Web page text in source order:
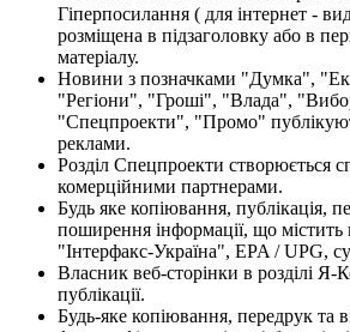
Гіперпосилання ( для інтернет -
розміщена в підзаголовку або в
матеріалу.
Новини з позначками "Думка",
"Регіони", "Гроші", "Влада",
"Спецпроекти", "Промо"
реклами.
Розділ Спецпроекти створюється
комерційними партнерами.
Будь яке копіювання, публікація,
поширення інформації, що містить
"Інтерфакс-Україна", EPA / UPG,
Власник веб-сторінки в розділі Я-
публікації.
Будь-яке копіювання, передрук та